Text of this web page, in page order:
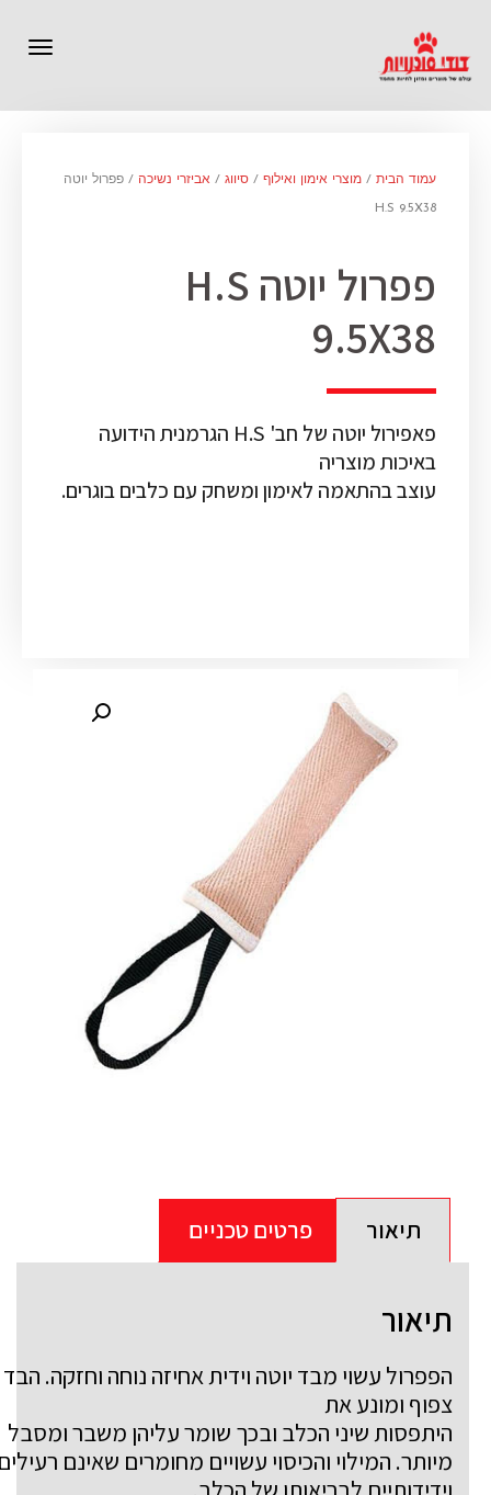
תפריט
עמוד הבית/מוצרי אימון ואילוף/סיווג/אביזרי נשיכה/ פפרול יוטה
H.S 9.5X38
פפרול יוטה H.S
9.5X38
פאפירול יוטה של חב' H.S הגרמנית הידועה
באיכות מוצריה
עוצב בהתאמה לאימון ומשחק עם כלבים בוגרים.
תיאור פרטים טכניים
תיאור
הפפרול עשוי מבד יוטה וידית אחיזה נוחה וחזקה. הבד
צפוף ומונע את
היתפסות שיני הכלב ובכך שומר עליהן משבר ומסבל
מיותר. המילוי והכיסוי עשויים מחומרים שאינם רעילים